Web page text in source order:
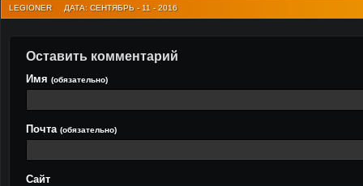
LEGIONER ДАТА: СЕНТЯБРЬ - 11 - 2016
Оставить комментарий
Имя (обязательно)
Почта (обязательно)
Сайт